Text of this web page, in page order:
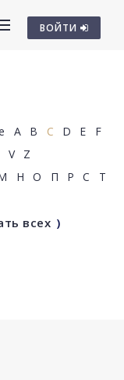
ВОЙТИ
A B C D E
F
V
Z
Н О П Р С
Т
всех )